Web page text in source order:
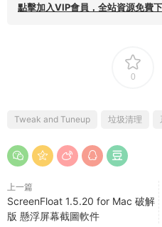
點擊加入VIP會員，全站資源免費
0
Tweak and Tuneup 垃圾清理
上一篇
ScreenFloat 1.5.20 for Mac 破解
版 懸浮屏幕截圖軟件